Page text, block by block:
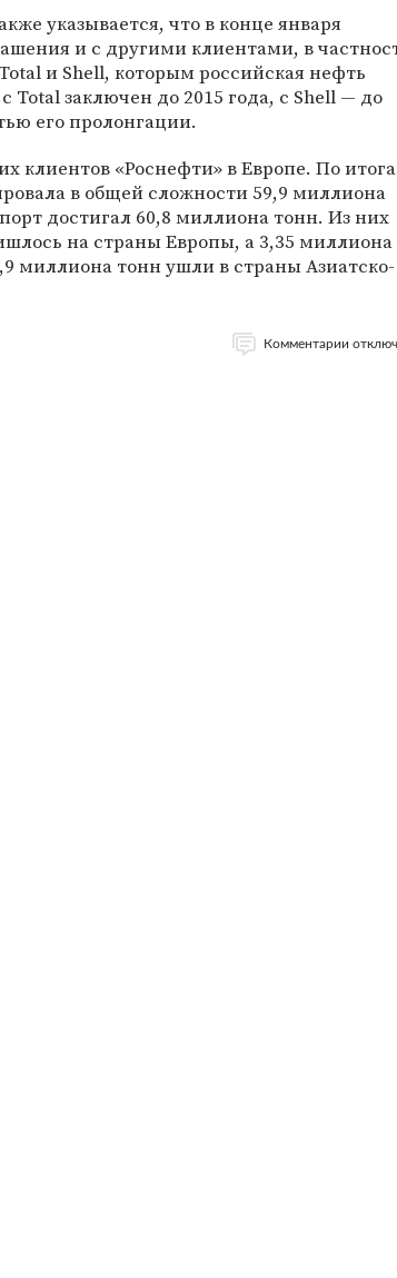
указывается, что в конце января
и с другими клиентами, в
и Shell, которым российская нефть
Total заключен до 2015 года, с Shell — до
его пролонгации.
клиентов «Роснефти» в Европе. По
в общей сложности 59,9 миллиона
достигал 60,8 миллиона тонн. Из них
на страны Европы, а 3,35 миллиона
миллиона тонн ушли в страны Азиатско-
Комментарии